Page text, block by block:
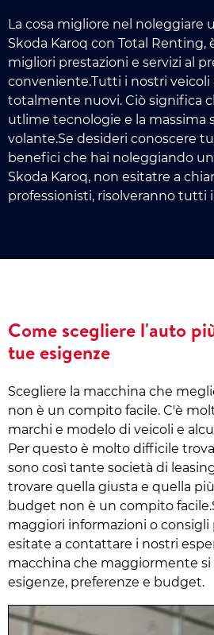
La cosa migliore nel noleggiare
Skoda Karoq con Total Renting,
migliori prestazioni e servizi al
conveniente.Tutti i nostri
totalmente nuovi. Ciò significa
utlime tecnologie e la massima
volante.Se desideri conoscere
benefici che hai noleggiando
Skoda Karoq, non esitatre a
professionisti, risolveranno tutti
Come scegliere l'auto
tue esigenze
Scegliere la macchina che
non è un compito facile. C'è
marchi e modelo di veicoli e
Per questo è molto difficile
sono così tante società di
trovare quella giusta e quella
budget non è un compito
maggiori informazioni o consigli
esitate a contattare i nostri
macchina che maggiormente si
esigenze, preferenze e budget.